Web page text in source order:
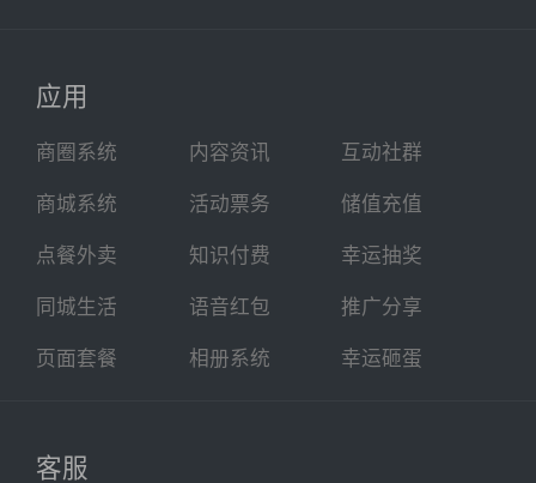
应用
商圈系统
商城系统
点餐外卖
同城生活
页面套餐
内容资讯
活动票务
知识付费
语音红包
相册系统
互动社群
储值充值
幸运抽奖
推广分享
幸运砸蛋
客服